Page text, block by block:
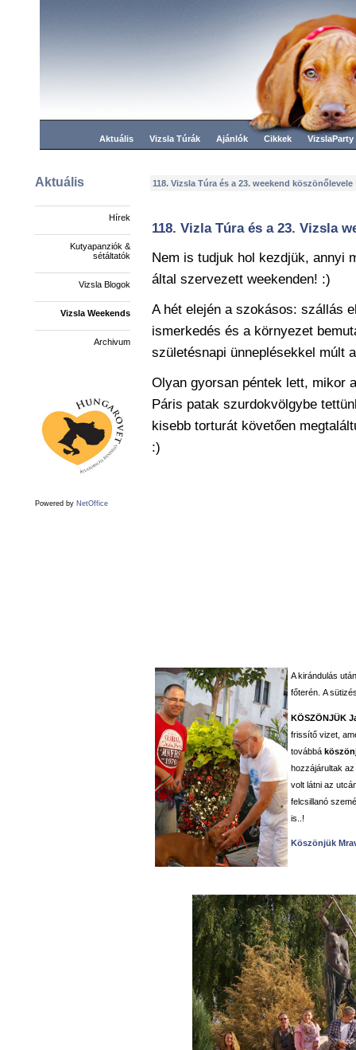
Aktuális Vizsla Túrák Ajánlók Cikkek VizslaParty
Aktuális
Hírek
Kutyapanziók &
sétáltatók
Vizsla Blogok
Vizsla Weekends
Archivum
Powered by NetOffice
118. Vizsla Túra és a 23. weekend köszönőlevele
118. Vizla Túra és a 23. Vizsla
Nem is tudjuk hol kezdjük, annyi
által szervezett weekenden! :)
A hét elején a szokásos: szállás
ismerkedés és a környezet
születésnapi ünneplésekkel múlt
Olyan gyorsan péntek lett, mikor
Páris patak szurdokvölgybe
kisebb torturát követően
:)
A kirándulás
főterén. A
KÖSZÖNJÜK
frissítő vizet,
továbbá k
hozzájárultak
volt látni az
felcsillanó
is..!
Köszönjük